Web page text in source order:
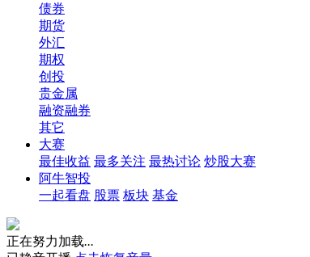
债券
期货
外汇
期权
创投
贵金属
融资融券
其它
大赛
最佳收益 最多关注 最热讨论 炒股大赛
阿牛智投
一起看盘 股票 板块 基金
正在努力加载...